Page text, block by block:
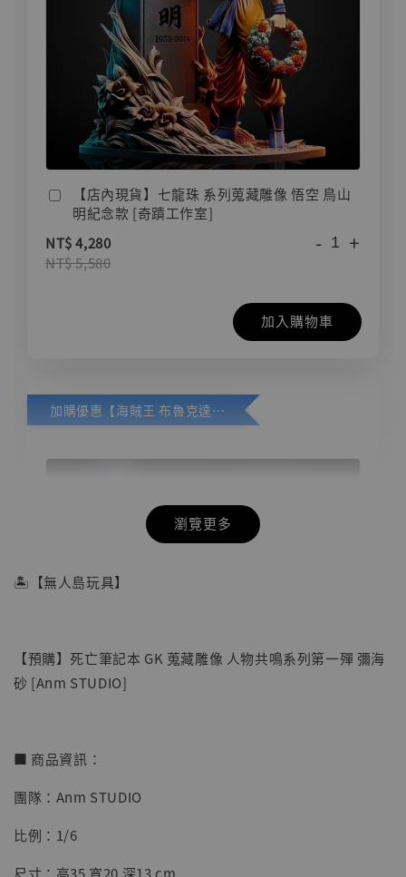
【店內現貨】七龍珠 系列蒐藏雕像 悟空 鳥山
明紀念款 [奇蹟工作室]
NT$ 4,280
NT$ 5,580
- +
加入購物車
加購優惠【海賊王 布魯克達摩 [7STARS Studio]】
【店內現貨】海賊王 系列蒐藏雕像 布魯克達
NT$ 1,500
NT$ 1,870
瀏覽更多
🏝【無人島玩具】
【預購】死亡筆記本 GK 蒐藏雕像 人物共鳴系列第一殫 彌海
砂 [Anm STUDIO]
■ 商品資訊：
團隊：Anm STUDIO
比例：1/6
尺寸：高35 寬20 深13 cm